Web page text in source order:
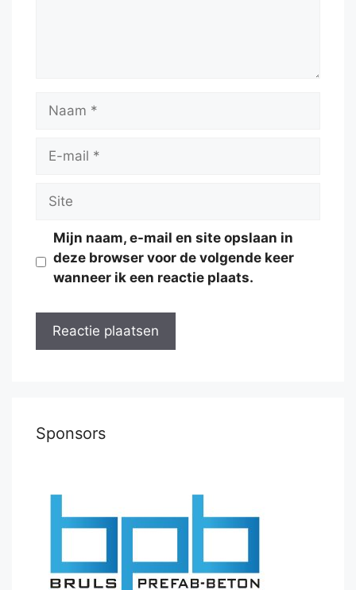
Naam
Site
Mijn naam, e-mail en site opslaan in
deze browser voor de volgende keer
wanneer ik een reactie plaats.
Sponsors